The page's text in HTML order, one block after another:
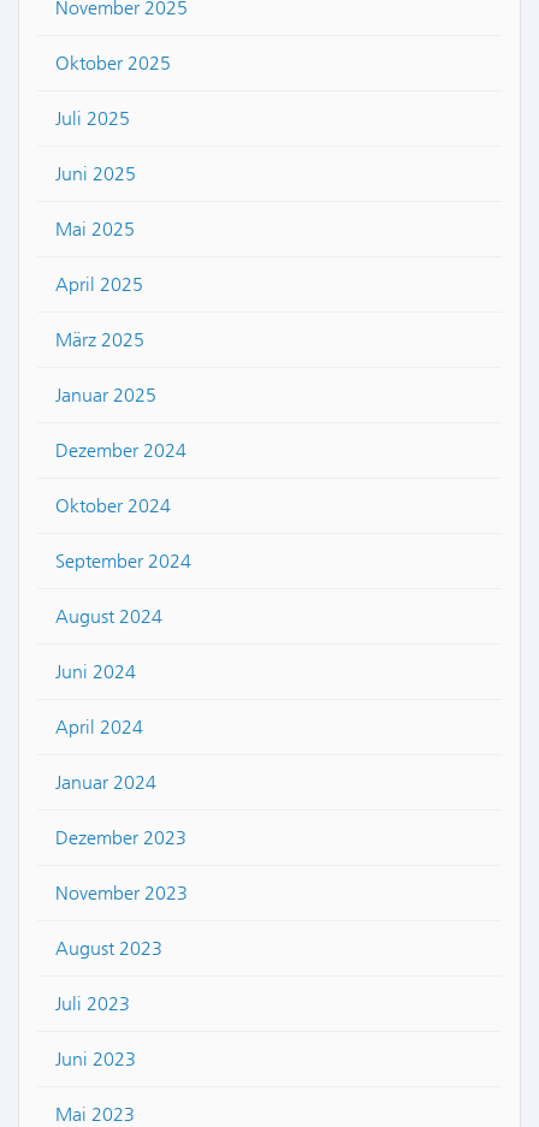
November 2025
Oktober 2025
Juli 2025
Juni 2025
Mai 2025
April 2025
März 2025
Januar 2025
Dezember 2024
Oktober 2024
September 2024
August 2024
Juni 2024
April 2024
Januar 2024
Dezember 2023
November 2023
August 2023
Juli 2023
Juni 2023
Mai 2023